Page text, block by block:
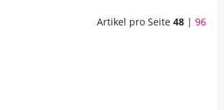
Artikel pro Seite 48 | 96